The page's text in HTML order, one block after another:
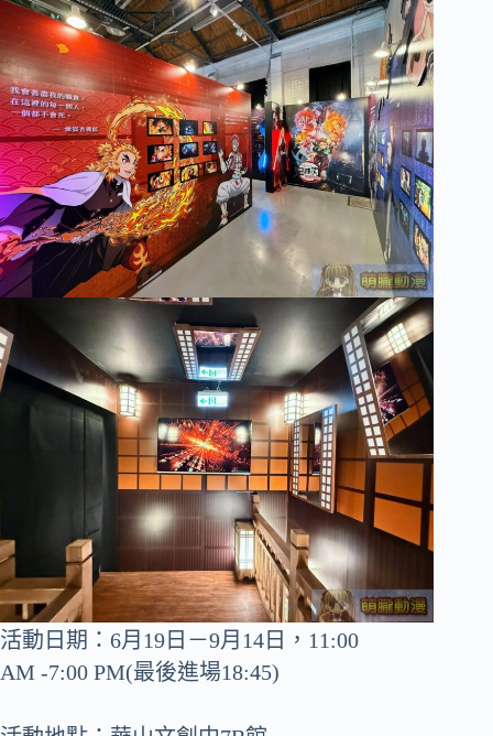
活動日期：6月19日－9月14日，11:00
AM -7:00 PM(最後進場18:45)